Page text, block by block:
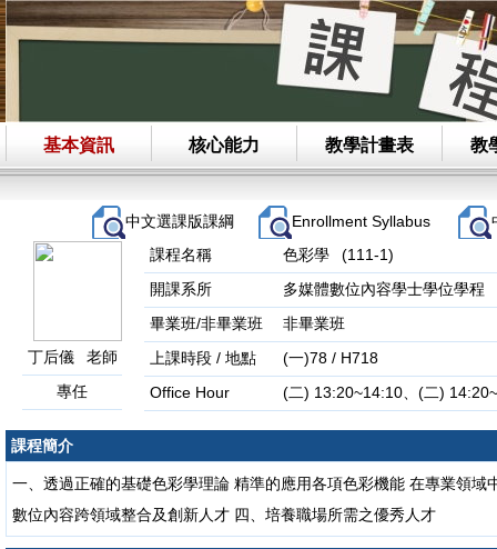
基本資訊 核心能力 教學計畫表 教
Enrollment Syllabus
中文選課版課綱
丁后儀 老師
專任
課程名稱
色彩學 (111-1)
開課系所
多媒體數位內容學士學位學程
畢業班/非畢業班
非畢業班
上課時段 / 地點
(一)78 / H718
Office Hour
課程簡介
一、透過正確的基礎色彩學理論 精準的應用各項色彩機能 在專業領
數位內容跨領域整合及創新人才 四、培養職場所需之優秀人才